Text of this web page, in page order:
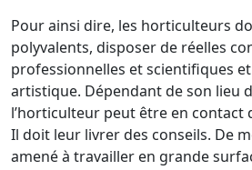
Pour ainsi dire, les horticulteurs
polyvalents, disposer de réelles
professionnelles et scientifiques
artistique. Dépendant de son lieu
l’horticulteur peut être en contact
Il doit leur livrer des conseils. De
amené à travailler en grande